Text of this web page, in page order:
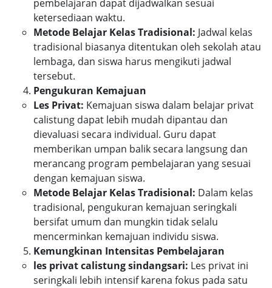
pembelajaran dapat dijadwalkan sesuai
ketersediaan waktu.
Metode Belajar Kelas Tradisional: Jadwal kelas
tradisional biasanya ditentukan oleh sekolah atau
lembaga, dan siswa harus mengikuti jadwal
tersebut.
Pengukuran Kemajuan
Les Privat: Kemajuan siswa dalam belajar privat
calistung dapat lebih mudah dipantau dan
dievaluasi secara individual. Guru dapat
memberikan umpan balik secara langsung dan
merancang program pembelajaran yang sesuai
dengan kemajuan siswa.
Metode Belajar Kelas Tradisional: Dalam kelas
tradisional, pengukuran kemajuan seringkali
bersifat umum dan mungkin tidak selalu
mencerminkan kemajuan individu siswa.
Kemungkinan Intensitas Pembelajaran
les privat calistung sindangsari: Les privat ini
seringkali lebih intensif karena fokus pada satu